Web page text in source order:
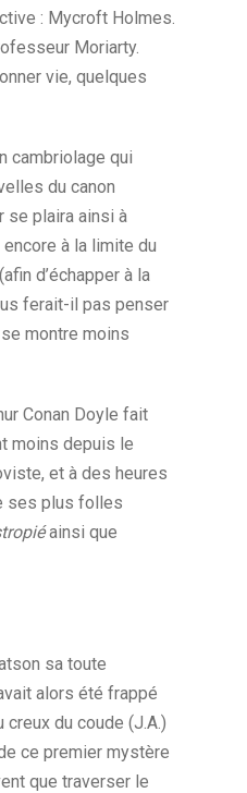
: Mycroft Holmes.
Moriarty.
vie, quelques
cambriolage qui
du canon
se plaira ainsi à
à la limite du
d’échapper à la
ferait-il pas penser
montre moins
Conan Doyle fait
moins depuis le
et à des heures
ses plus folles
ainsi que
sa toute
alors été frappé
du coude (J.A.)
ce premier mystère
que traverser le